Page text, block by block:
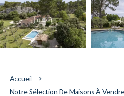
Accueil
Notre Sélection De Maisons À